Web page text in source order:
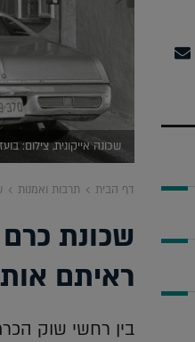
שכונה אייקונית, צילום:
דף הבית תרבות ואמנות
שכונת
ראיתם
בין רחשי שוק